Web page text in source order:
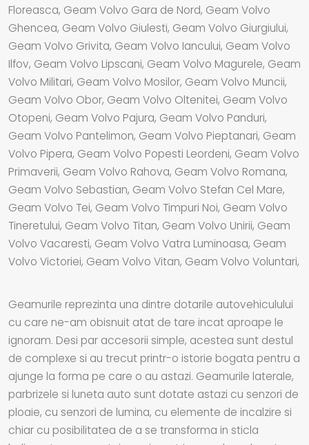
Floreasca, Geam Volvo Gara de Nord, Geam Volvo
Ghencea, Geam Volvo Giulesti, Geam Volvo Giurgiului,
Geam Volvo Grivita, Geam Volvo Iancului, Geam Volvo
Ilfov, Geam Volvo Lipscani, Geam Volvo Magurele, Geam
Volvo Militari, Geam Volvo Mosilor, Geam Volvo Muncii,
Geam Volvo Obor, Geam Volvo Oltenitei, Geam Volvo
Otopeni, Geam Volvo Pajura, Geam Volvo Panduri,
Geam Volvo Pantelimon, Geam Volvo Pieptanari, Geam
Volvo Pipera, Geam Volvo Popesti Leordeni, Geam Volvo
Primaverii, Geam Volvo Rahova, Geam Volvo Romana,
Geam Volvo Sebastian, Geam Volvo Stefan Cel Mare,
Geam Volvo Tei, Geam Volvo Timpuri Noi, Geam Volvo
Tineretului, Geam Volvo Titan, Geam Volvo Unirii, Geam
Volvo Vacaresti, Geam Volvo Vatra Luminoasa, Geam
Volvo Victoriei, Geam Volvo Vitan, Geam Volvo Voluntari,
Geamurile reprezinta una dintre dotarile autovehiculului
cu care ne-am obisnuit atat de tare incat aproape le
ignoram. Desi par accesorii simple, acestea sunt destul
de complexe si au trecut printr-o istorie bogata pentru a
ajunge la forma pe care o au astazi. Geamurile laterale,
parbrizele si luneta auto sunt dotate astazi cu senzori de
ploaie, cu senzori de lumina, cu elemente de incalzire si
chiar cu posibilitatea de a se transforma in sticla